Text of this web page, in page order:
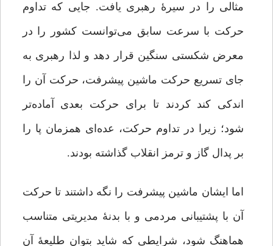
مثالی را در سیرۀ رهبری یافت. جایی که تداوم
حرکت با سرعت سابق می‌توانست کشور را در
معرض شکستی سنگین قرار دهد و لذا رهبری به
جای تسریع حرکت ماشین پیشرفت، حرکت آن را
اندکی کند کردند تا برای حرکت بعدی آماده‌تر
شود؛ زیرا در تداوم حرکت، عده‌ای همزمان پا را
بر پدال گاز و ترمز انقلاب گذاشته بودند.
اما ایشان ماشین پیشرفت را نگه داشتند تا حرکت
آن با پشتیبانی مردمی و با بدنۀ مدیریتی متناسب
هماهنگ شود، شرایطی که شاید بتوان طلیعۀ آن